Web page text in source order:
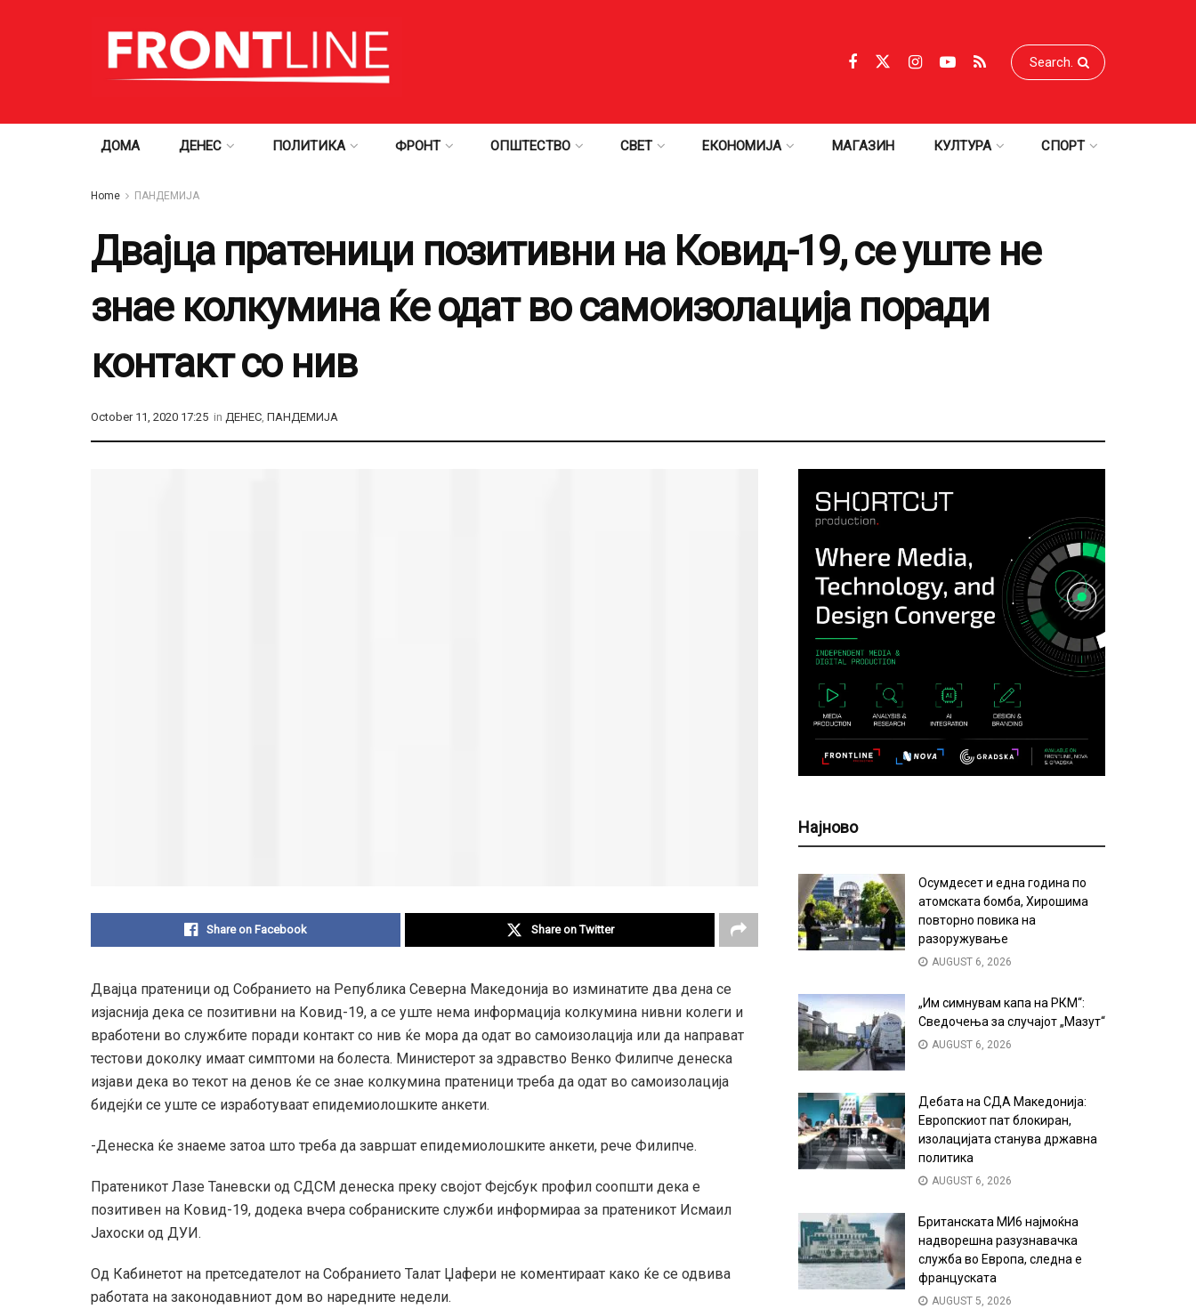
ДОМА ДЕНЕС ПОЛИТИКА ФРОНТ ОПШТЕСТВО СВЕТ ЕКОНОМИЈА МАГАЗИН КУЛТУРА СПОРТ
Home ПАНДЕМИЈА
Двајца пратеници позитивни на Ковид-19, се уште не
знае колкумина ќе одат во самоизолација поради
контакт со нив
October 11, 2020 17:25 in ДЕНЕС, ПАНДЕМИЈА
Share on Facebook Share on Twitter
Двајца пратеници од Собранието на Република Северна Македонија во изминатите два дена се
изјаснија дека се позитивни на Ковид-19, а се уште нема информација колкумина нивни колеги и
вработени во службите поради контакт со нив ќе мора да одат во самоизолација или да направат
тестови доколку имаат симптоми на болеста. Министерот за здравство Венко Филипче денеска
изјави дека во текот на денов ќе се знае колкумина пратеници треба да одат во самоизолација
бидејќи се уште се изработуваат епидемиолошките анкети.
-Денеска ќе знаеме затоа што треба да завршат епидемиолошките анкети, рече Филипче.
Пратеникот Лазе Таневски од СДСМ денеска преку својот Фејсбук профил соопшти дека е
позитивен на Ковид-19, додека вчера собраниските служби информираа за пратеникот Исмаил
Јахоски од ДУИ.
Од Кабинетот на претседателот на Собранието Талат Џафери не коментираат како ќе се одвива
работата на законодавниот дом во наредните недели.
Најново
Осумдесет и една година по
атомската бомба, Хирошима
повторно повика на
разоружување
AUGUST 6, 2026
„Им симнувам капа на РКМ“:
Сведочења за случајот „Мазут“
AUGUST 6, 2026
Дебата на СДА Македонија:
Европскиот пат блокиран,
изолацијата станува државна
политика
AUGUST 6, 2026
Британската МИ6 најмоќна
надворешна разузнавачка
служба во Европа, следна е
француската
AUGUST 5, 2026